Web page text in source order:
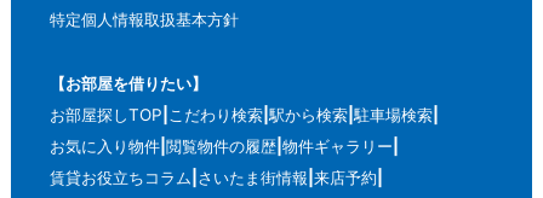
特定個人情報取扱基本方針
【お部屋を借りたい】
お部屋探しTOP こだわり検索 駅から検索 駐車場検索
お気に入り物件 閲覧物件の履歴 物件ギャラリー
賃貸お役立ちコラム さいたま街情報 来店予約